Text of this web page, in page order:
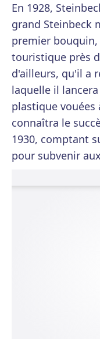
En 1928,
grand Steinbeck
premier
touristique près
d'ailleurs, qu'il a
laquelle il
plastique vouées
connaîtra le
1930, comptant
pour subvenir